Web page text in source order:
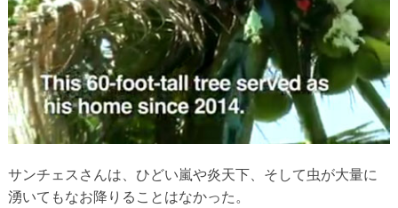
サンチェスさんは、ひどい嵐や炎天下、そして虫が大量に
湧いてもなお降りることはなかった。